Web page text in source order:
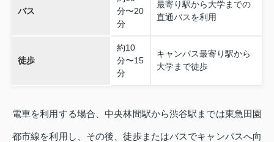
バス
分〜20
分
最寄り駅から大学までの
直通バスを利用
徒歩
約10
分〜15
分
キャンパス最寄り駅から
大学まで徒歩
電車を利用する場合、中央林間駅から渋谷駅までは東急田園
都市線を利用し、その後、徒歩またはバスでキャンパスへ向